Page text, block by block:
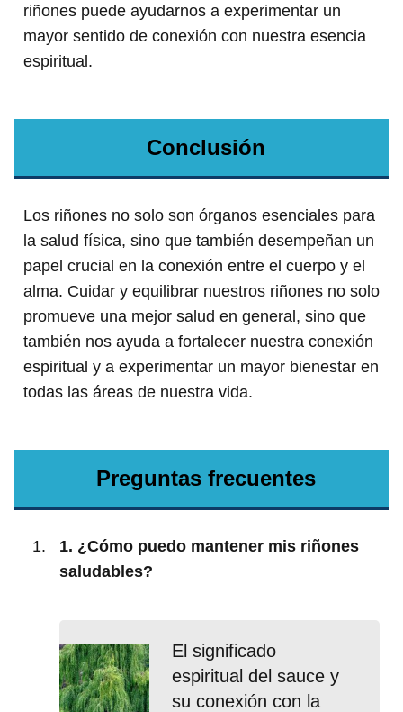
riñones puede ayudarnos a experimentar un
mayor sentido de conexión con nuestra esencia
espiritual.
Conclusión
Los riñones no solo son órganos esenciales para
la salud física, sino que también desempeñan un
papel crucial en la conexión entre el cuerpo y el
alma. Cuidar y equilibrar nuestros riñones no solo
promueve una mejor salud en general, sino que
también nos ayuda a fortalecer nuestra conexión
espiritual y a experimentar un mayor bienestar en
todas las áreas de nuestra vida.
Preguntas frecuentes
1. ¿Cómo puedo mantener mis riñones
saludables?
El significado
espiritual del sauce y
su conexión con la